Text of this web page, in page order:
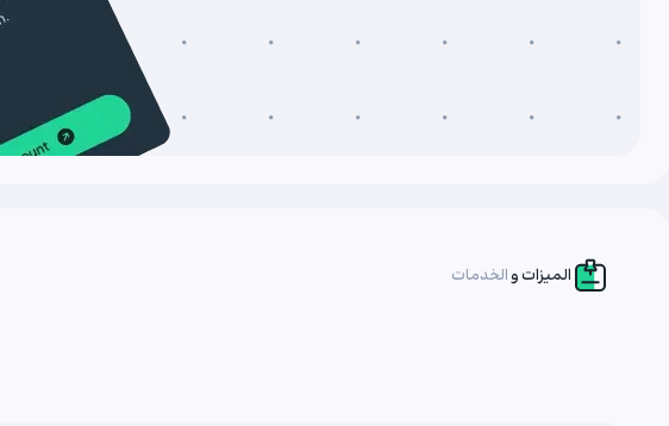
الميزات والخدمات